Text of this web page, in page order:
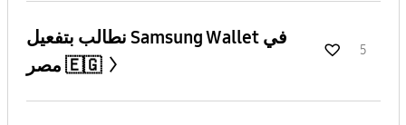
نطالب بتفعيل Samsung Wallet في
مصر 🇪🇬
5